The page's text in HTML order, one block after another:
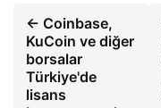
← Coinbase,
KuCoin ve diğer
borsalar
Türkiye'de
lisans